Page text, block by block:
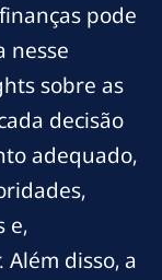
pode
nesse
sobre as
decisão
adequado,
e,
disso, a